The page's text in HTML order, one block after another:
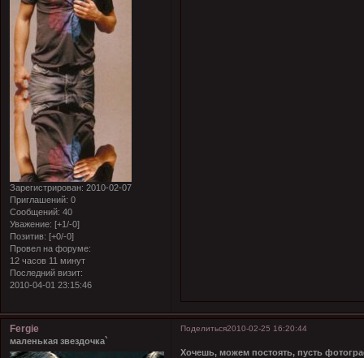
Зарегистрирован: 2010-02-07
Приглашений: 0
Сообщений: 40
Уважение: [+1/-0]
Позитив: [+0/-0]
Провел на форуме:
12 часов 11 минут
Последний визит:
2010-04-01 23:15:46
Поделиться2010-02-25 16:20:44
Fergie
маленькая звездочка`
Хочешь, можем постоять, пусть